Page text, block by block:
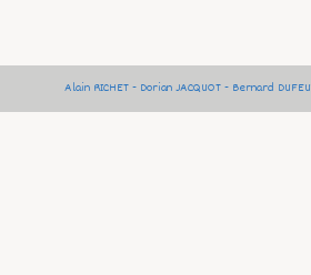
Alain RICHET - Dorian JACQUOT - Bernard DUFEU